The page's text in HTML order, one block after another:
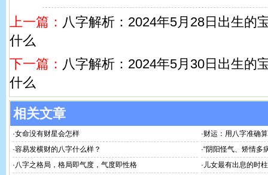
上一篇： 八字解析：2024年5月28日出生的
什么
下一篇： 八字解析：2024年5月30日出生的
什么
相关文章
·女命没有财星会怎样 ·财运：用八字准确
·容易发横财的八字什么样？ ·“阴阳怪气、矫情多
·八字之格局，格局即气度，气度即性格 · 儿女最有出息的时